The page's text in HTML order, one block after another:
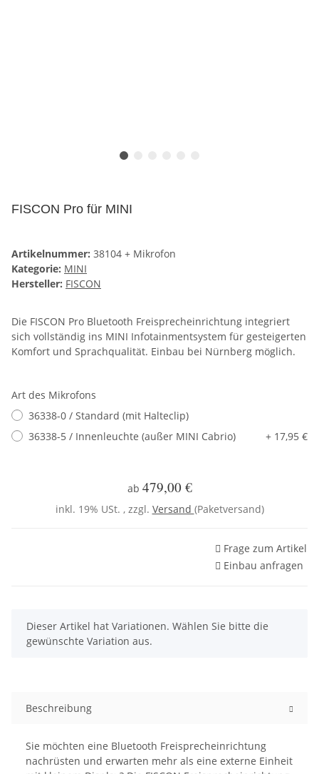
FISCON Pro für MINI
Artikelnummer: 38104 + Mikrofon
Kategorie: MINI
Hersteller: FISCON
Die FISCON Pro Bluetooth Freisprecheinrichtung integriert
sich vollständig ins MINI Infotainmentsystem für gesteigerten
Komfort und Sprachqualität. Einbau bei Nürnberg möglich.
Art des Mikrofons
36338-0 / Standard (mit Halteclip)
36338-5 / Innenleuchte (außer MINI Cabrio)
+ 17,95 €
ab 479,00 €
inkl. 19% USt. , zzgl. Versand (Paketversand)
Frage zum Artikel
Einbau anfragen
x
Dieser Artikel hat Variationen. Wählen Sie bitte die
gewünschte Variation aus.
Beschreibung
Sie möchten eine Bluetooth Freisprecheinrichtung
nachrüsten und erwarten mehr als eine externe Einheit